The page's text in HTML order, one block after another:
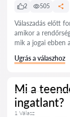
2
505
Válaszadás előtt
amikor a
mik a jogai ebben
Ugrás a válaszhoz
Mi a
ingatlant?
1 Válasz